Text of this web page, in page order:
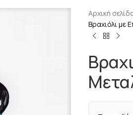
Αρχική
Βραχιόλι με